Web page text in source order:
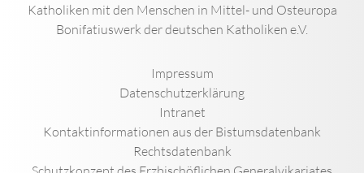
Katholiken mit den Menschen in Mittel- und Osteuropa
Bonifatiuswerk der deutschen Katholiken e.V.
Impressum
Datenschutzerklärung
Intranet
Kontaktinformationen aus der Bistumsdatenbank
Rechtsdatenbank